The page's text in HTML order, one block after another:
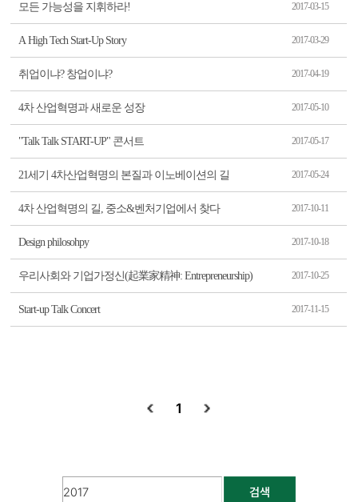
모든 가능성을 지휘하라! 2017-03-15
A High Tech Start-Up Story 2017-03-29
취업이냐? 창업이냐? 2017-04-19
4차 산업혁명과 새로운 성장 2017-05-10
"Talk Talk START-UP" 콘서트 2017-05-17
21세기 4차산업혁명의 본질과 이노베이션의 길 2017-05-24
4차 산업혁명의 길, 중소&벤처기업에서 찾다 2017-10-11
Design philosohpy 2017-10-18
우리사회와 기업가정신(起業家精神: Entrepreneurship) 2017-10-25
Start-up Talk Concert 2017-11-15
1
검색